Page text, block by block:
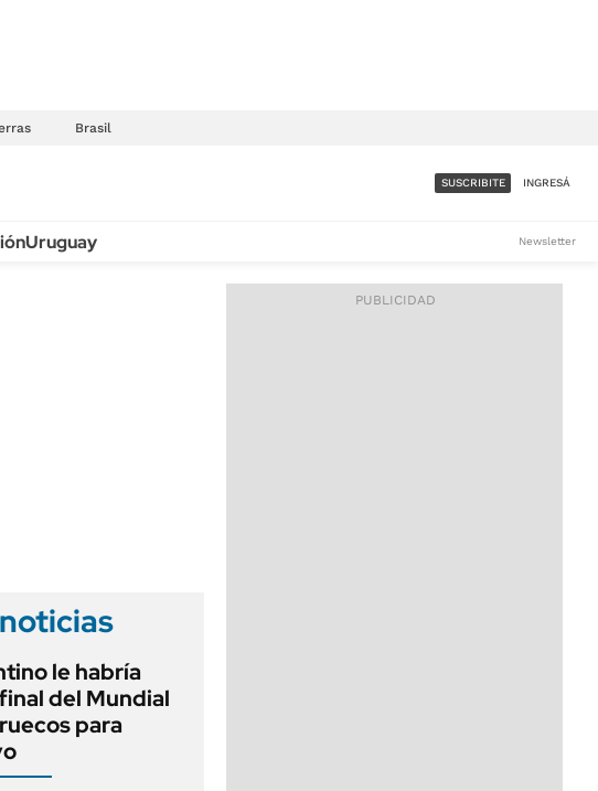
Brasil
ACCESO FULL - $1.800/MES
SUSCRIBITE INGRESÁ
Uruguay Newsletter
le habría
del Mundial
para